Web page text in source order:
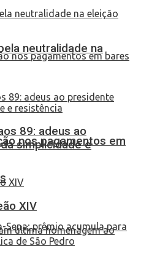
nos pagamentos em
neutralidade na
89: adeus ao
simplicidade e
XIV